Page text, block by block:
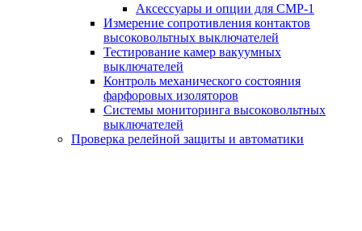
Аксессуары и опции для СМР-1
Измерение сопротивления контактов
высоковольтных выключателей
Тестирование камер вакуумных
выключателей
Контроль механического состояния
фарфоровых изоляторов
Системы мониторинга высоковольтных
выключателей
Проверка релейной защиты и автоматики